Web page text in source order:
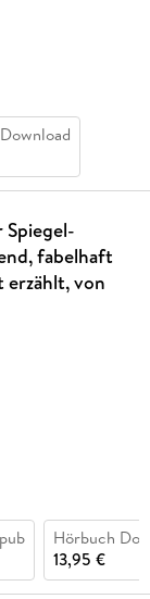
Spiegel-
fabelhaft
erzählt, von
Hörbuch
13,95 €